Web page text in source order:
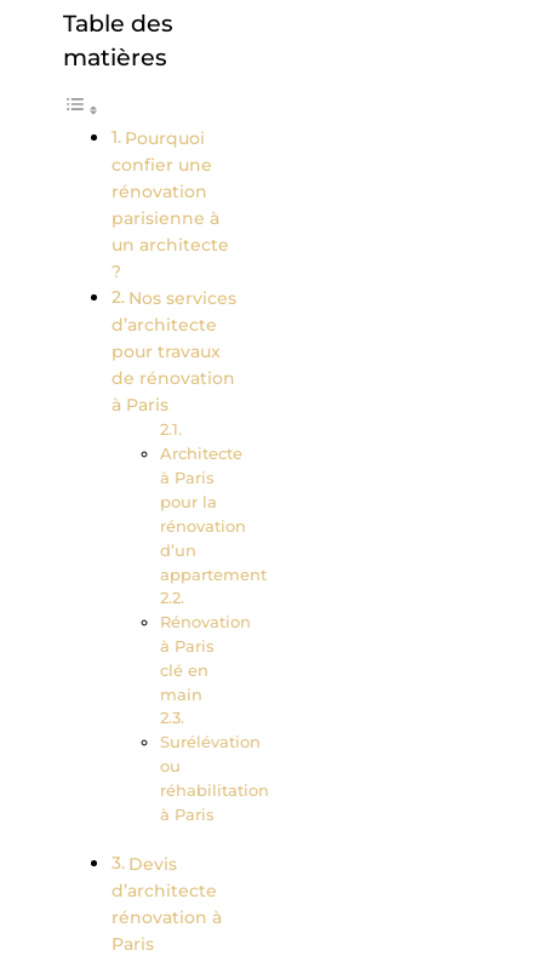
Table des
matières
Pourquoi
confier une
rénovation
parisienne à
un architecte
?
Nos services
d’architecte
pour travaux
de rénovation
à Paris
Architecte
à Paris
pour la
rénovation
d’un
appartement
Rénovation
à Paris
clé en
main
Surélévation
ou
réhabilitation
à Paris
Devis
d’architecte
rénovation à
Paris